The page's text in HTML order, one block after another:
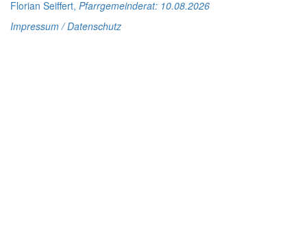
Florian Seiffert, Pfarrgemeinderat: 10.08.2026
Impressum / Datenschutz